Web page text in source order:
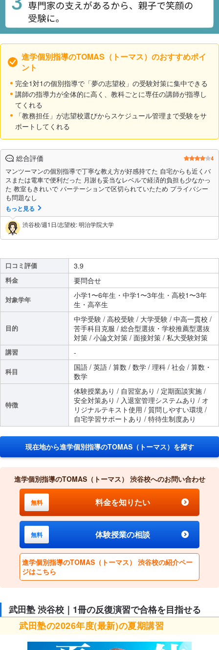
進学個別指導のTOMAS（トーマス）のおすすめポイ
ント
完全1対1の個別指導で「夢の志望校」の受験対策に集中できる
講師の指導力が全体的に高く、教科ごとに専任の講師が指導し
てくれる
「教務担任」が志望校選びからスケジュール管理まで受験をサ
ポートしてくれる
総合評価 4
マンツーマンの個別指導で丁寧な教え方が好感持てた 自宅からも近くバ
スまたは電車で便利だった 月謝も妥当なレベルで経済的負担も少なかっ
た 教室もきれいで パーテーションで区切られていたため プライバシー
も問題なし
もっと見る
渋谷校/週1日/志望校: 明治学院大学
口コミ評価 3.9
料金 要問合せ
対象学年
小学1〜6年生・中学1〜3年生・高校1〜3年
生・高卒生
目的
中学受験 / 高校受験 / 大学受験 / 中高一貫校 /
苦手科目克服 / 総合型選抜・学校推薦型選抜
対策 / 小論文対策 / 面接対策 / 私大受験対策
講習 -
科目
国語 / 英語 / 算数 / 数学 / 理科 / 社会 / 算数・
数学
特徴
体験授業あり / 自習室あり / 定期面談実施 /
安全対策あり / 入退室管理システムあり / オ
リジナルテキスト使用 / 質問しやすい環境 /
自宅学習サポートあり / 特待生制度あり
現在地から進学個別指導のTOMAS（トーマス）を探す
進学個別指導のTOMAS（トーマス） 渋谷校へのお問い合わせ
無料 料金を知りたい
無料 体験授業の相談
進学個別指導のTOMAS（トーマス） 渋谷校の紹介ペー
ジはこちら
武田塾 渋谷校｜1冊の反復演習で合格を目指せる
武田塾の2026年度(最新)の夏期講習